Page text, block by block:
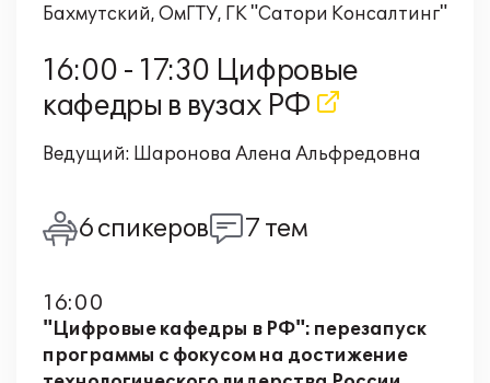
Бахмутский, ОмГТУ, ГК "Сатори Консалтинг"
16:00 - 17:30 Цифровые
кафедры в вузах РФ
Ведущий: Шаронова Алена Альфредовна
6 спикеров 7 тем
16:00
"Цифровые кафедры в РФ": перезапуск
программы с фокусом на достижение